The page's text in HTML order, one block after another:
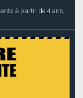
à partir de 4 ans,